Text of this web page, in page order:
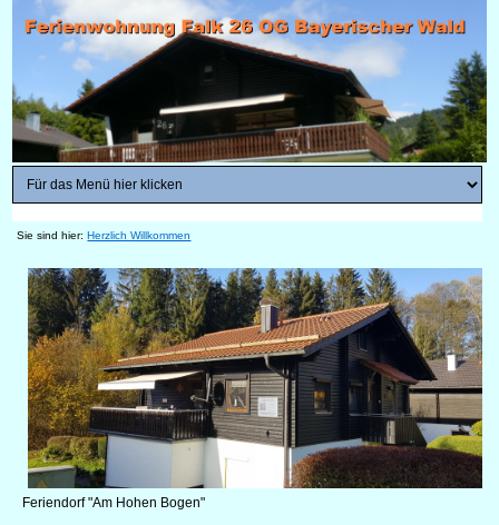
Sie sind hier:Herzlich Willkommen
Feriendorf "Am Hohen Bogen"